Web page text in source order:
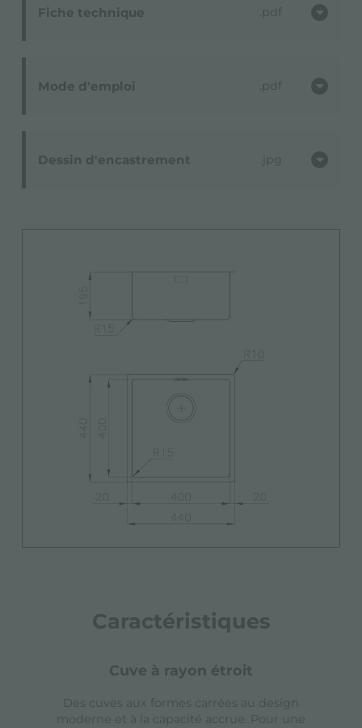
Fiche technique pdf
Mode d'emploi pdf
Dessin d'encastrement jpg
Caractéristiques
cuve à rayon étroit
Des cuves aux formes carrées au design
moderne et à la capacité accrue. Pour une